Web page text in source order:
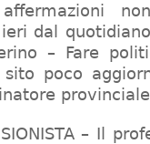
affermazioni
dal
– Fare
poco
SIONISTA – Il